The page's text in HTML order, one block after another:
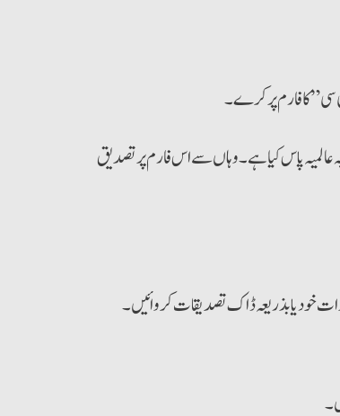
کا فارم پر کرے۔
عالمیہ پاس کیا ہے۔ وہاں سے اس فارم پرتصدیق
خود یا بذریعہ ڈاک تصدیقات کروائیں۔